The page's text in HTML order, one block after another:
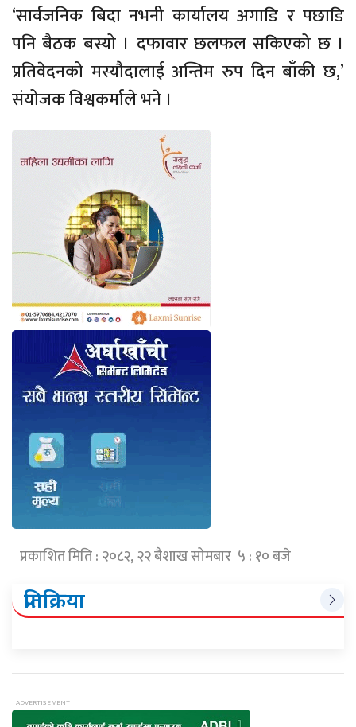
‘सार्वजनिक बिदा नभनी कार्यालय अगाडि र पछाडि
पनि बैठक बस्यो । दफावार छलफल सकिएको छ ।
प्रतिवेदनको मस्यौदालाई अन्तिम रुप दिन बाँकी छ,’
संयोजक विश्वकर्माले भने ।
प्रकाशित मिति : २०८२, २२ बैशाख सोमबार ५ : १० बजे
प्रतिक्रिया